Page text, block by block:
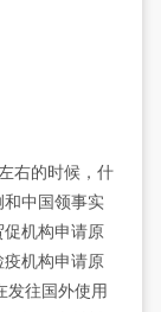
右的时候，什
中国领事实
机构申请原
机构申请原
发往国外使用